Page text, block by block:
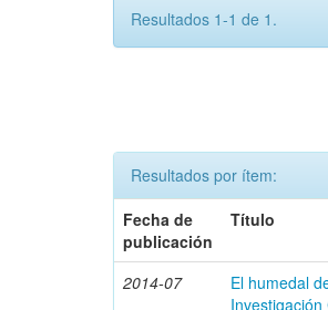
Resultados 1-1 de 1.
Resultados por ítem:
Fecha de
publicación
Título
2014-07
El humedal